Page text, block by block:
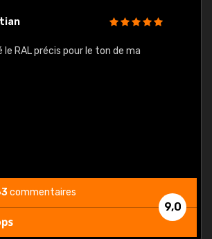
RAL précis pour le ton de ma
9,0
commentaires